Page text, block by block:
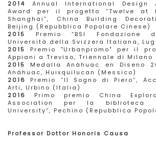
2014 Annual International Design
Award per il progetto “Twelve at
Shanghai”, China Building
Beijing (Repubblica Popolare Cinese)
2015 Premio “BSI Fondazione
Università della Svizzera Italiana,
2015 Premio "Urbanpromo" per il
Appiani a Treviso, Triennale di
2015 Medalla Anáhuac en Diseno
Anáhuac, Huixquilucan (Messico)
2016 Premio “Il Sogno di Piero”,
Arti, Urbino (Italia)
2016 Primo premio China
Association per la biblioteca
University”, Pechino (Repubblica
Professor Dottor Honoris Causa